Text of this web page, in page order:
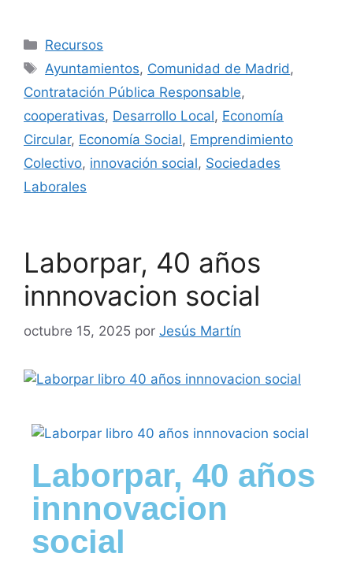
Recursos
Ayuntamientos, Comunidad de Madrid,
Contratación Pública Responsable,
cooperativas, Desarrollo Local, Economía
Circular, Economía Social, Emprendimiento
Colectivo, innovación social, Sociedades
Laborales
Laborpar, 40 años
innnovacion social​
octubre 15, 2025 por Jesús Martín
Laborpar, 40 años
innnovacion
social